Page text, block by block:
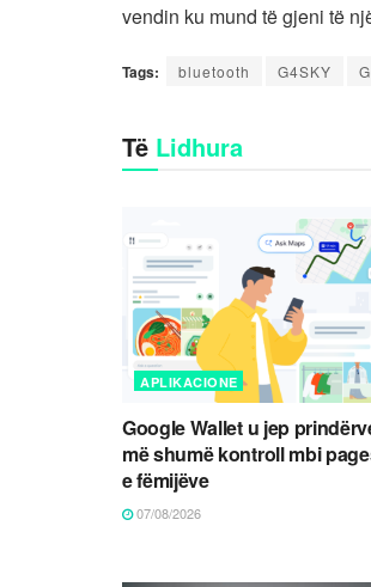
vendin ku mund të gjeni të
Tags: bluetooth G4SKY
Të Lidhura
APLIKACIONE
Google Wallet u jep
më shumë kontroll mbi
e fëmijëve
07/08/2026